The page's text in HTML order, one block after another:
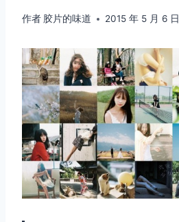
作者 胶片的味道 2015 年 5 月 6 日